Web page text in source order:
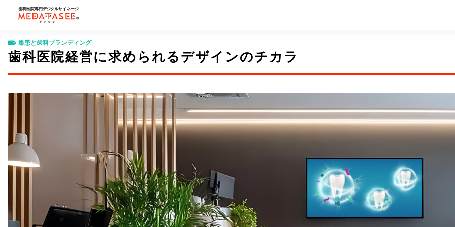
歯科医院専門デジタルサイネージ
歯科経営コラム 集患と歯科ブランディング
集患と歯科ブランディング
歯科医院経営に求められるデザインのチカラ